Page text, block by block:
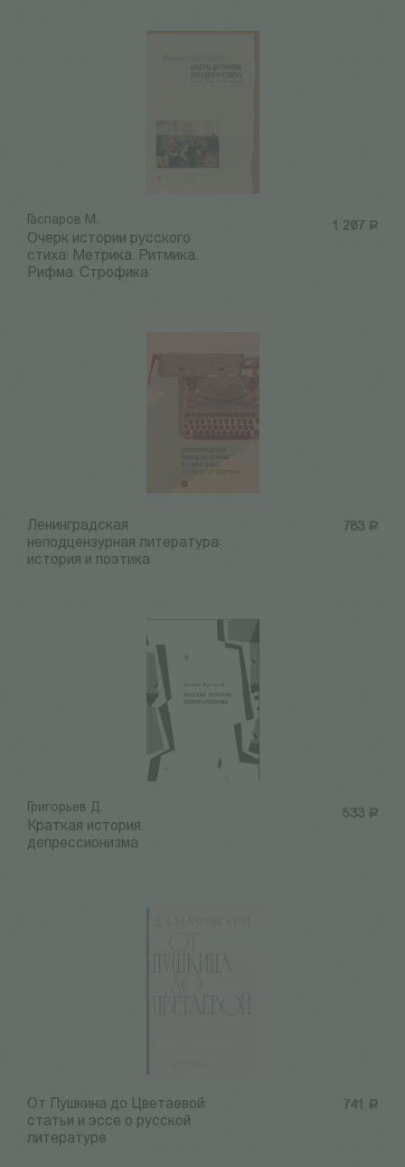
1 207 Р
Гаспаров М.
Очерк истории русского
стиха: Метрика. Ритмика.
Рифма. Строфика
783 Р
Ленинградская
неподцензурная литература:
история и поэтика
533 Р
Григорьев Д.
Краткая история
депрессионизма
741 Р
От Пушкина до Цветаевой:
статьи и эссе о русской
литературе